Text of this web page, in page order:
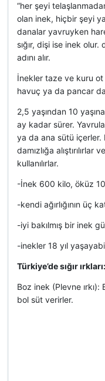
“her şeyi
olan inek, hiçbir şeyi
danalar yavruyken
sığır, dişi ise inek olur.
adını alır.
İnekler taze ve kuru ot
havuç ya da pancar
2,5 yaşından 10
ay kadar sürer.
ya da ana sütü içerler.
damızlığa alıştırılırlar
kullanılırlar.
-İnek 600 kilo, öküz
-kendi ağırlığının üç
-iyi bakılmış bir inek
-inekler 18 yıl
Türkiye’de sığır ırkları:
Boz inek (Plevne ırkı):
bol süt verirler.